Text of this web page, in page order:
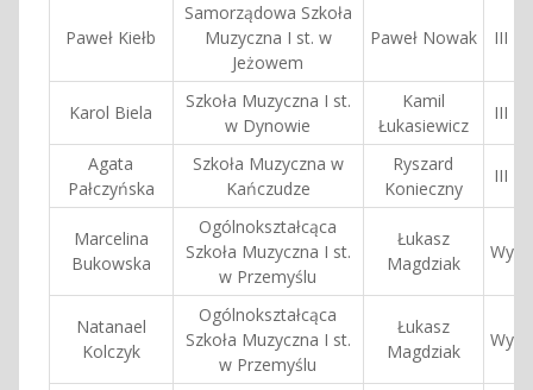
Paweł Kiełb
Samorządowa Szkoła
Muzyczna I st. w
Jeżowem
Paweł Nowak III
Karol Biela
Szkoła Muzyczna I st.
w Dynowie
Kamil
Łukasiewicz
III
Agata
Pałczyńska
Szkoła Muzyczna w
Kańczudze
Ryszard
Konieczny
III
Marcelina
Bukowska
Ogólnokształcąca
Szkoła Muzyczna I st.
w Przemyślu
Łukasz
Magdziak
Natanael
Kolczyk
Ogólnokształcąca
Szkoła Muzyczna I st.
w Przemyślu
Łukasz
Magdziak